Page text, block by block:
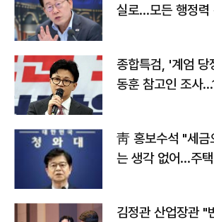
실로…모든 행정력
종합특검, '계엄 당
동훈 참고인 조사
靑 홍보수석 "세금
는 생각 없어…주
김정관 산업장관 "